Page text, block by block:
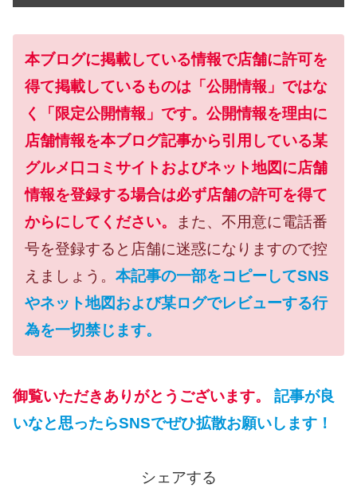
本ブログに掲載している情報で店舗に許可を
得て掲載しているものは「公開情報」ではな
く「限定公開情報」です。公開情報を理由に
店舗情報を本ブログ記事から引用している某
グルメ口コミサイトおよびネット地図に店舗
情報を登録する場合は必ず店舗の許可を得て
からにしてください。
また、不用意に電話番
号を登録すると店舗に迷惑になりますので控
えましょう。 本記事の一部をコピーしてSNS
やネット地図および某ログでレビューする行
為を一切禁じます。
御覧いただきありがとうございます。
記事が良
いなと思ったらSNSでぜひ拡散お願いします！
シェアする